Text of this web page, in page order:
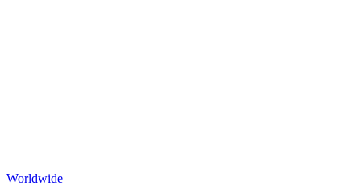
Worldwide